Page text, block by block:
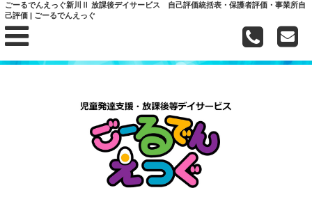
ごーるでんえっぐ新川Ⅱ 放課後デイサービス 自己評価統括表・保護者評価・事業所自
己評価 | ごーるでんえっぐ